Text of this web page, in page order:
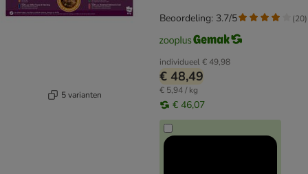
5 varianten
individueel€ 49,98
€ 48,49
€ 5,94 / kg
€ 46,07
Beoordeling: 3.7/5 (20)